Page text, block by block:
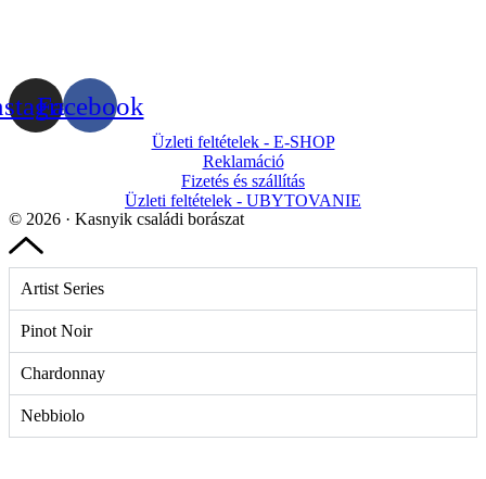
Facebook
Üzleti feltételek - E-SHOP
Reklamáció
Fizetés és szállítás
Üzleti feltételek - UBYTOVANIE
© 2026 · Kasnyik családi borászat
Artist Series
Pinot Noir
Chardonnay
Nebbiolo